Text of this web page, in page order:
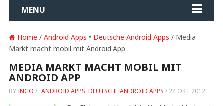
MENU
Home / Android Apps • Deutsche Android Apps / Media
Markt macht mobil mit Android App
MEDIA MARKT MACHT MOBIL MIT
ANDROID APP
BY INGO / ANDROID APPS, DEUTSCHE ANDROID APPS / 24 OKT 2012